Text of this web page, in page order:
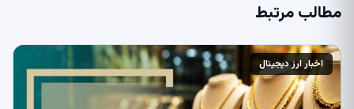
مطالب مرتبط
اخبار ارز دیجیتال